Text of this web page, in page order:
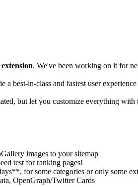
. We've been working on it for
best-in-class and fastest user
but let you customize everything
images to your sitemap
test for ranking pages!
for some categories or only some
OpenGraph/Twitter Cards